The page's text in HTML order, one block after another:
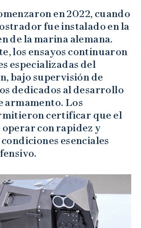
en 2022, cuando
fue instalado en la
de la marina alemana.
los ensayos continuaron
especializadas del
bajo supervisión de
dedicados al desarrollo
armamento. Los
certificar que el
operar con rapidez y
esenciales